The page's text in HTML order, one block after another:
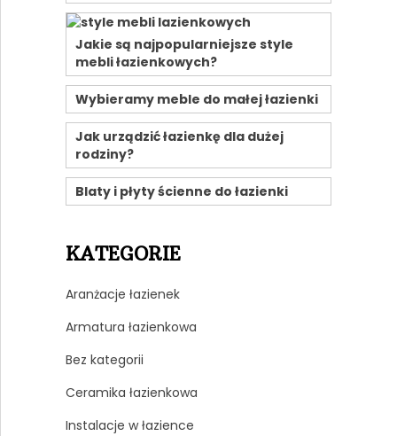
Jakie są najpopularniejsze style
mebli łazienkowych?
Wybieramy meble do małej łazienki
Jak urządzić łazienkę dla dużej
rodziny?
Blaty i płyty ścienne do łazienki
KATEGORIE
Aranżacje łazienek
Armatura łazienkowa
Bez kategorii
Ceramika łazienkowa
Instalacje w łazience